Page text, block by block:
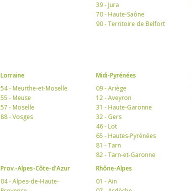
39 - Jura
70 - Haute-Saône
90 - Territoire de Belfort
Lorraine
54 - Meurthe-et-Moselle
55 - Meuse
57 - Moselle
88 - Vosges
Midi-Pyrénées
09 - Ariège
12 - Aveyron
31 - Haute-Garonne
32 - Gers
46 - Lot
65 - Hautes-Pyrénées
81 - Tarn
82 - Tarn-et-Garonne
Prov.-Alpes-Côte-d'Azur
04 - Alpes-de-Haute-
Rhône-Alpes
01 - Ain